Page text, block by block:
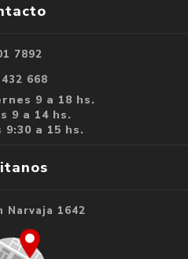
7892
668
9 a 18 hs.
9 a 14 hs.
9:30 a 15 hs.
Narvaja 1642